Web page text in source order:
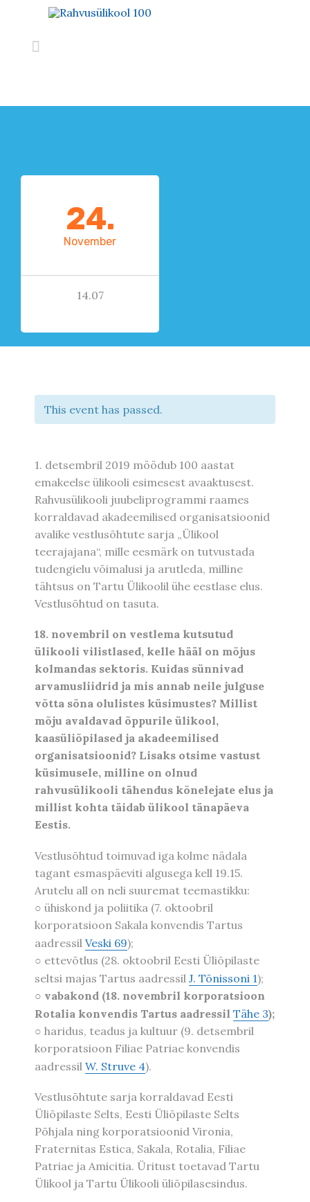

24.
November
14.07
This event has passed.
1. detsembril 2019 möödub 100 aastat
emakeelse ülikooli esimesest avaaktusest.
Rahvusülikooli juubeliprogrammi raames
korraldavad akadeemilised organisatsioonid
avalike vestlusõhtute sarja „Ülikool
teerajajana“, mille eesmärk on tutvustada
tudengielu võimalusi ja arutleda, milline
tähtsus on Tartu Ülikoolil ühe eestlase elus.
Vestlusõhtud on tasuta.
18. novembril on vestlema kutsutud
ülikooli vilistlased, kelle hääl on mõjus
kolmandas sektoris. Kuidas sünnivad
arvamusliidrid ja mis annab neile julguse
võtta sõna olulistes küsimustes? Millist
mõju avaldavad õppurile ülikool,
kaasüliõpilased ja akadeemilised
organisatsioonid? Lisaks otsime vastust
küsimusele, milline on olnud
rahvusülikooli tähendus kõnelejate elus ja
millist kohta täidab ülikool tänapäeva
Eestis.
Vestlusõhtud toimuvad iga kolme nädala
tagant esmaspäeviti algusega kell 19.15.
Arutelu all on neli suuremat teemastikku:
○ ühiskond ja poliitika (7. oktoobril
korporatsioon Sakala konvendis Tartus
aadressil Veski 69);
○ ettevõtlus (28. oktoobril Eesti Üliõpilaste
seltsi majas Tartus aadressil J. Tõnissoni 1);
○ vabakond (18. novembril korporatsioon
Rotalia konvendis Tartus aadressil Tähe 3);
○ haridus, teadus ja kultuur (9. detsembril
korporatsioon Filiae Patriae konvendis
aadressil W. Struve 4).
Vestlusõhtute sarja korraldavad Eesti
Üliõpilaste Selts, Eesti Üliõpilaste Selts
Põhjala ning korporatsioonid Vironia,
Fraternitas Estica, Sakala, Rotalia, Filiae
Patriae ja Amicitia. Üritust toetavad Tartu
Ülikool ja Tartu Ülikooli üliõpilasesindus.